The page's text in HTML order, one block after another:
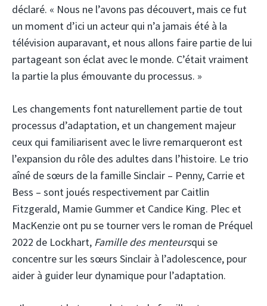
déclaré. « Nous ne l’avons pas découvert, mais ce fut
un moment d’ici un acteur qui n’a jamais été à la
télévision auparavant, et nous allons faire partie de lui
partageant son éclat avec le monde. C’était vraiment
la partie la plus émouvante du processus. »
Les changements font naturellement partie de tout
processus d’adaptation, et un changement majeur
ceux qui familiarisent avec le livre remarqueront est
l’expansion du rôle des adultes dans l’histoire. Le trio
aîné de sœurs de la famille Sinclair – Penny, Carrie et
Bess – sont joués respectivement par Caitlin
Fitzgerald, Mamie Gummer et Candice King. Plec et
MacKenzie ont pu se tourner vers le roman de Préquel
2022 de Lockhart, Famille des menteursqui se
concentre sur les sœurs Sinclair à l’adolescence, pour
aider à guider leur dynamique pour l’adaptation.